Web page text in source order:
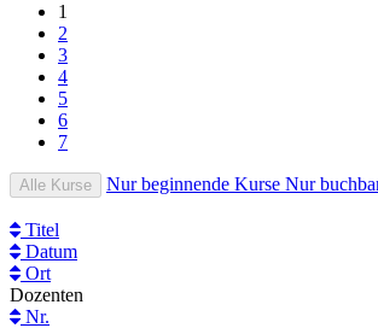
1
2
3
4
5
6
7
Alle Kurse Nur beginnende Kurse Nur
Titel
Datum
Ort
Dozenten
Nr.